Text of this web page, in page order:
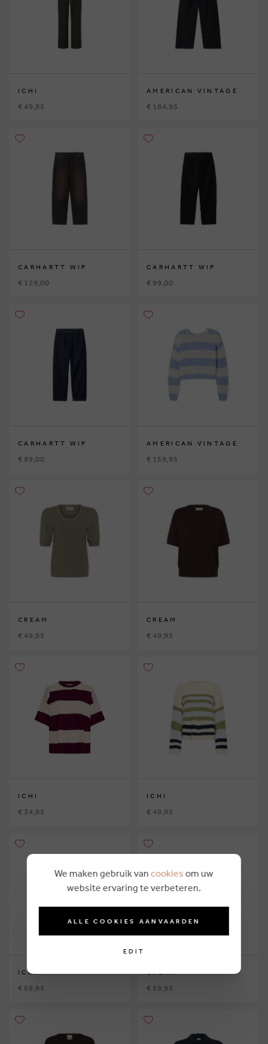
ICHI
€ 49,95
AMERICAN VINTAGE
€ 184,95
CARHARTT WIP
€ 129,00
CARHARTT WIP
€ 99,00
CARHARTT WIP
€ 89,00
AMERICAN VINTAGE
€ 159,95
CREAM
€ 49,95
CREAM
€ 49,95
ICHI
€ 34,95
ICHI
€ 49,95
ICHI
€ 69,95
CREAM
€ 59,95
We maken gebruik van cookies om uw
website ervaring te verbeteren.
ALLE COOKIES AANVAARDEN
EDIT